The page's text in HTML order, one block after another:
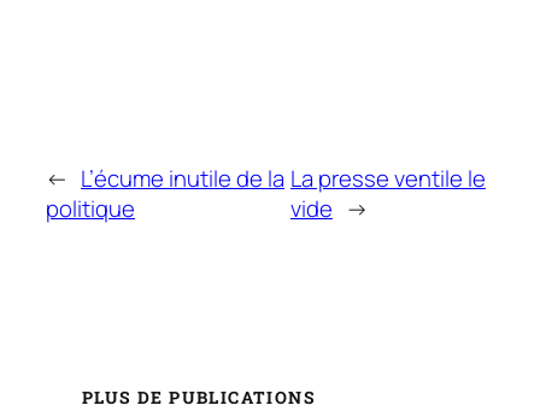
← L’écume inutile de la
politique
La presse ventile le
vide →
PLUS DE PUBLICATIONS